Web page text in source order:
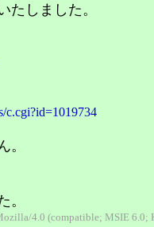
たしました。
c.cgi?id=1019734
。
。
4.0 (compatible; MSIE 6.0;